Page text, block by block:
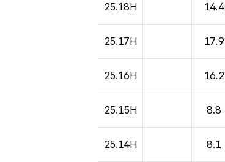
25.18H 14.4
25.17H 17.9
25.16H 16.2
25.15H 8.8
25.14H 8.1